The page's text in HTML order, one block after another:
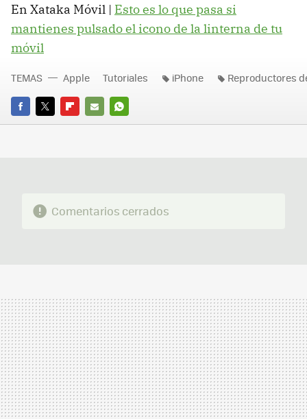
En Xataka Móvil | Esto es lo que pasa si
mantienes pulsado el icono de la linterna de tu
móvil
FACEBOOK
TWITTERFLIPBOARD
E-
WHATSAPP
TEMAS Apple Tutoriales iPhone Reproductores
Comentarios cerrados